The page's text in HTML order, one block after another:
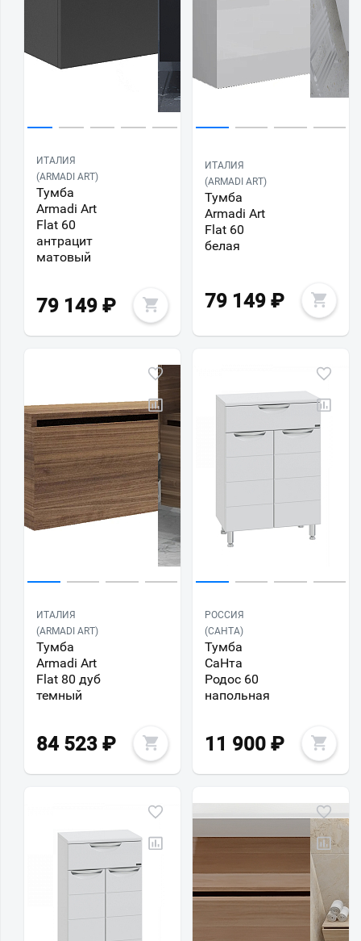
ИТАЛИЯ
(ARMADI ART)
Тумба
Armadi Art
Flat 60
антрацит
матовый
79 149 ₽
ИТАЛИЯ
(ARMADI ART)
Тумба
Armadi Art
Flat 60
белая
79 149 ₽
ИТАЛИЯ
(ARMADI ART)
Тумба
Armadi Art
Flat 80 дуб
темный
84 523 ₽
РОССИЯ
(САНТА)
Тумба
СаНта
Родос 60
напольная
11 900 ₽